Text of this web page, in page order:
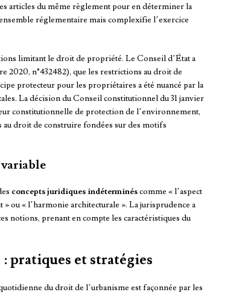
articles du même règlement pour en déterminer la
réglementaire mais complexifie l’exercice
limitant le droit de propriété. Le Conseil d’État a
2020, n°432482), que les restrictions au droit de
protecteur pour les propriétaires a été nuancé par la
La décision du Conseil constitutionnel du 31 janvier
constitutionnelle de protection de l’environnement,
droit de construire fondées sur des motifs
concepts juridiques indéterminéscomme « l’aspect
ou « l’harmonie architecturale ». La jurisprudence a
notions, prenant en compte les caractéristiques du
et stratégies
du droit de l’urbanisme est façonnée par les